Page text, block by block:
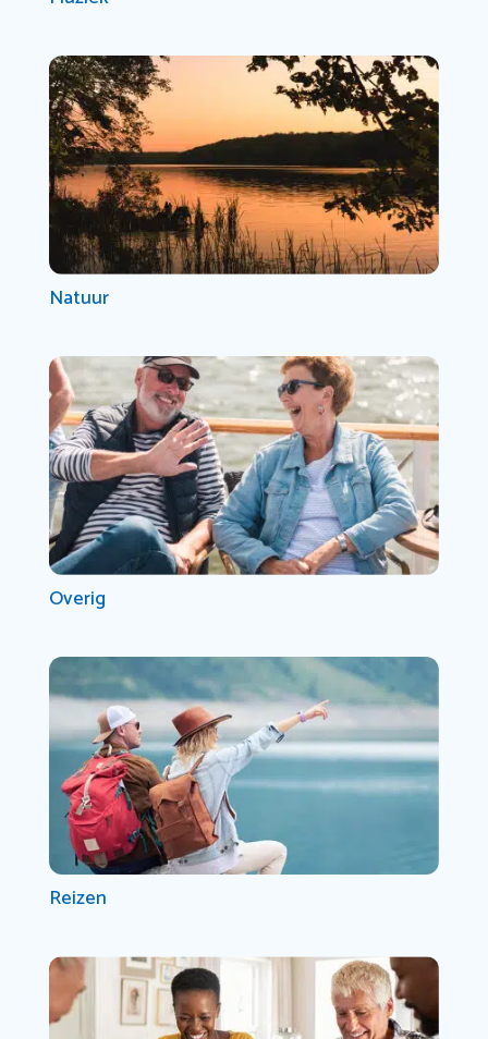
Natuur
Overig
Reizen